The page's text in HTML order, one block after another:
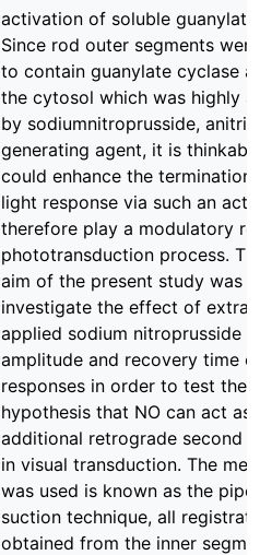
activation of soluble guanylate
Since rod outer segments
to contain guanylate cyclase
the cytosol which was highly
by sodiumnitroprusside,
generating agent, it is
could enhance the termination
light response via such an
therefore play a modulatory
phototransduction process.
aim of the present study was
investigate the effect of
applied sodium nitroprusside
amplitude and recovery time
responses in order to test the
hypothesis that NO can act as
additional retrograde second
in visual transduction. The
was used is known as the
suction technique, all
obtained from the inner